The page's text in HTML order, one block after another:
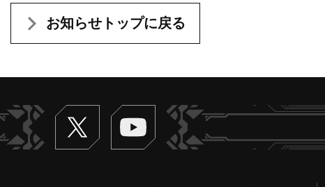
お知らせトップに戻る
Twitter ヴァンガードch